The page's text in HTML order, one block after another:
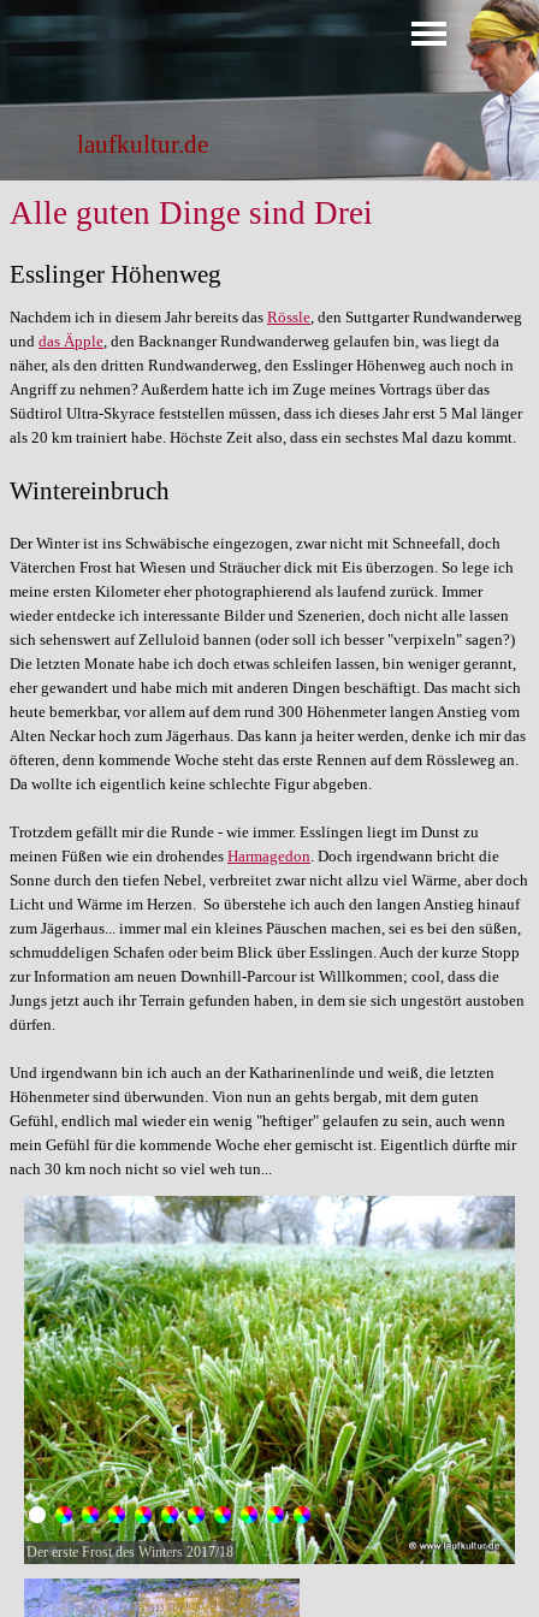
Direkt zum Seiteninhalt Menü überspringen
laufkultur.de
Alle guten Dinge sind Drei
Esslinger Höhenweg
Nachdem ich in diesem Jahr bereits das Rössle, den Suttgarter Rundwanderweg
und das Äpple, den Backnanger Rundwanderweg gelaufen bin, was liegt da
näher, als den dritten Rundwanderweg, den Esslinger Höhenweg auch noch in
Angriff zu nehmen? Außerdem hatte ich im Zuge meines Vortrags über das
Südtirol Ultra-Skyrace feststellen müssen, dass ich dieses Jahr erst 5 Mal länger
als 20 km trainiert habe. Höchste Zeit also, dass ein sechstes Mal dazu kommt.
Wintereinbruch
Der Winter ist ins Schwäbische eingezogen, zwar nicht mit Schneefall, doch
Väterchen Frost hat Wiesen und Sträucher dick mit Eis überzogen. So lege ich
meine ersten Kilometer eher photographierend als laufend zurück. Immer
wieder entdecke ich interessante Bilder und Szenerien, doch nicht alle lassen
sich sehenswert auf Zelluloid bannen (oder soll ich besser "verpixeln" sagen?)
Die letzten Monate habe ich doch etwas schleifen lassen, bin weniger gerannt,
eher gewandert und habe mich mit anderen Dingen beschäftigt. Das macht sich
heute bemerkbar, vor allem auf dem rund 300 Höhenmeter langen Anstieg vom
Alten Neckar hoch zum Jägerhaus. Das kann ja heiter werden, denke ich mir das
öfteren, denn kommende Woche steht das erste Rennen auf dem Rössleweg an.
Da wollte ich eigentlich keine schlechte Figur abgeben.
Trotzdem gefällt mir die Runde - wie immer. Esslingen liegt im Dunst zu
meinen Füßen wie ein drohendes Harmagedon. Doch irgendwann bricht die
Sonne durch den tiefen Nebel, verbreitet zwar nicht allzu viel Wärme, aber doch
Licht und Wärme im Herzen. So überstehe ich auch den langen Anstieg hinauf
zum Jägerhaus... immer mal ein kleines Päuschen machen, sei es bei den süßen,
schmuddeligen Schafen oder beim Blick über Esslingen. Auch der kurze Stopp
zur Information am neuen Downhill-Parcour ist Willkommen; cool, dass die
Jungs jetzt auch ihr Terrain gefunden haben, in dem sie sich ungestört austoben
dürfen.
Und irgendwann bin ich auch an der Katharinenlinde und weiß, die letzten
Höhenmeter sind überwunden. Vion nun an gehts bergab, mit dem guten
Gefühl, endlich mal wieder ein wenig "heftiger" gelaufen zu sein, auch wenn
mein Gefühl für die kommende Woche eher gemischt ist. Eigentlich dürfte mir
nach 30 km noch nicht so viel weh tun...
Der erste Frost des Winters 2017/18